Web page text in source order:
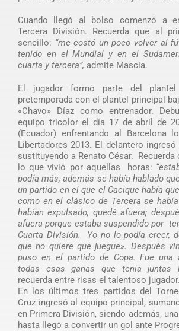
Cuando llegó al bolso comenzó a
Tercera División. Recuerda que al
sencillo: “me costó un poco volver al
tenido en el Mundial y en el
cuarta y tercera”, admite Mascia.
El jugador formó parte del
pretemporada con el plantel principal
«Chavo» Díaz como entrenador.
equipo tricolor el día 17 de abril de
(Ecuador) enfrentando al Barcelona
Libertadores 2013. El delantero
sustituyendo a Renato César. Recuerda
lo que vivió por aquellas horas:
podía más, además se había hablado
un partido en el que el Cacique había
como en el clásico de Tercera se
habían expulsado, quedé afuera;
afuera porque estaba suspendido por
Cuarta División. Yo no lo podía creer,
que no quiere que juegue». Después
puso en el partido de Copa. Fue una
todas esas ganas que tenia juntas
recuerda entre risas el talentoso jugador.
En los últimos tres partidos del
Cruz ingresó al equipo principal,
en Primera División, siendo además,
hasta llegó a convertir un gol ante